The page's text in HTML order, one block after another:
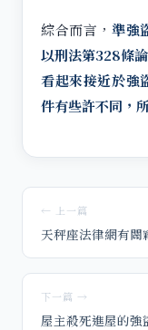
綜合而言， 準強
以刑法第328條
看起來接近於強
件有些許不同，
← 上一篇
天秤座法律網有關
下一篇 →
屋主殺死進屋的強